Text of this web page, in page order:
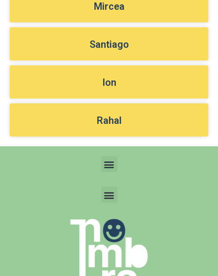
Mircea
Santiago
Ion
Rahal